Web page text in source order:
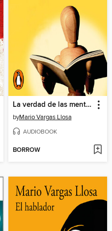
La verdad de las mentiras
byMario Vargas Llosa
AUDIOBOOK
BORROW